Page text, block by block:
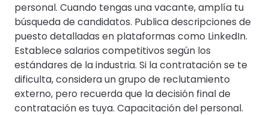
personal. Cuando tengas una vacante, amplía tu
búsqueda de candidatos. Publica descripciones de
puesto detalladas en plataformas como LinkedIn.
Establece salarios competitivos según los
estándares de la industria. Si la contratación se te
dificulta, considera un grupo de reclutamiento
externo, pero recuerda que la decisión final de
contratación es tuya. Capacitación del personal.